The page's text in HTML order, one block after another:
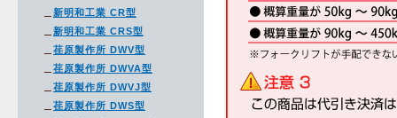
新明和工業 CR型
新明和工業 CRS型
荏原製作所 DWV型
荏原製作所 DWVA型
荏原製作所 DWVJ型
荏原製作所 DWS型